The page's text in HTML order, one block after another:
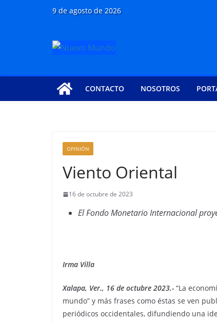
9 de agosto de 2026
CONTACTO NOSOTROS
OPINIÓN
Viento Oriental
16 de octubre de 2023
El Fondo Monetario Internacional
Irma Villa
Xalapa, Ver., 16 de octubre 2023.- “La
mundo” y más frases como éstas se ven
periódicos occidentales, difundiendo una